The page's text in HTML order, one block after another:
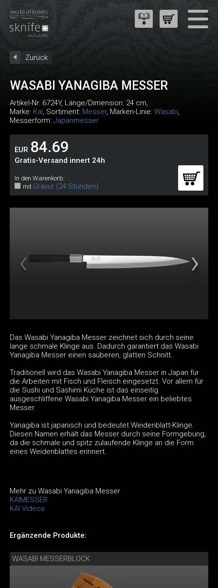
Zurück
WASABI YANAGIBA MESSER
Artikel-Nr: 6724Y, Länge/Dimension: 24 cm,
Marke: Kai, Sortiment: Messer, Marken-Linie: Wasabi,
Messerform: Japanmesser
EUR 84.69
Gratis-Versand innert 24h
In den Warenkorb:
mit Gravur (24 Stunden)
Das Wasabi Yanagiba Messer zeichnet sich durch seine
lange schmale Klinge aus. Dadurch garantiert das Wasabi
Yanagiba Messer einen sauberen, glatten Schnitt.
Traditionell wird das Wasabi Yanagiba Messer in Japan für
die Arbeiten mit Fisch und Fleisch eingesetzt. Vor allem für
die Sushi und Sashimi Küche ist das einseitig
ausgeschliffene Wasabi Yanagiba Messer ein beliebtes
Messer.
Yanagiba ist japanisch und bedeutet Weidenblatt-Klinge.
Diesen Namen erhält das Messer durch seine Formgebung,
da die schmale und spitz zulaufende Klinge an die Form
eines Weidenblattes erinnert.
Mehr zu Wasabi Yanagiba Messer
KAIMESSER
KAI Videos
Ergänzende Produkte:
WASABI MESSERBLOCK